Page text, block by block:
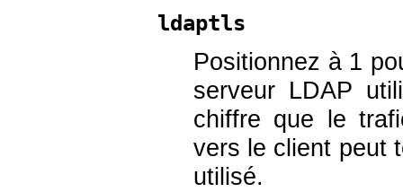
ldaptls
Positionnez à 1
serveur LDAP
chiffre que le
vers le client peut
utilisé.